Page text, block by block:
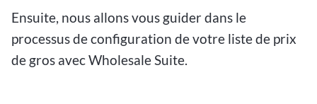
Ensuite, nous allons vous guider dans le
processus de configuration de votre liste de prix
de gros avec Wholesale Suite.